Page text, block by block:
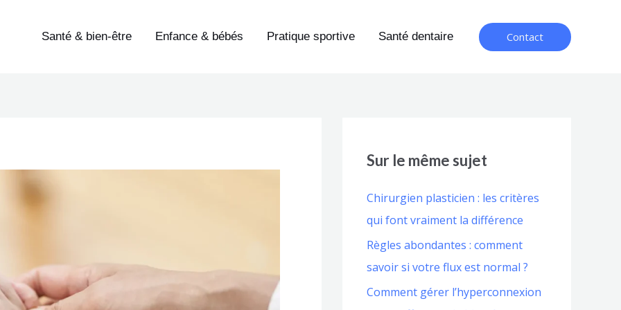
Santé & bien-être Enfance & bébés Pratique sportive Santé dentaire Contact
Sur le même sujet
Chirurgien plasticien : les critères
qui font vraiment la différence
Règles abondantes : comment
savoir si votre flux est normal ?
Comment gérer l’hyperconnexion